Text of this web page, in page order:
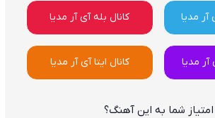
آر مدیا کانال بله آی آر مدیا
آر مدیا کانال ایتا آی آر مدیا
امتیاز شما به این آهنگ؟